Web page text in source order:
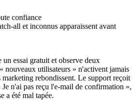
confiance
all et inconnus apparaissent avant
un essai gratuit et observe deux
nouveaux utilisateurs » n'activent jamais
rebondissent. Le support reçoit
Je n'ai pas reçu l'e-mail de confirmation »,
a été mal tapée.